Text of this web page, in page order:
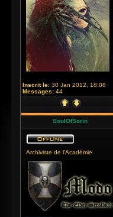
Inscrit le: 30 Jan 2012, 18:08
Messages: 44
SoulOfSorin
Archiviste de l'Académie